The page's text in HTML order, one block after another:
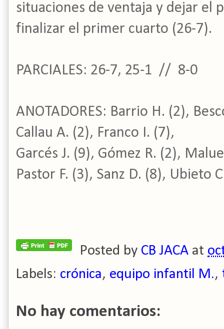
situaciones de ventaja y dejar el
finalizar el primer cuarto (26-7).
PARCIALES: 26-7, 25-1 // 8-0
ANOTADORES: Barrio H. (2),
Callau A. (2), Franco I. (7),
Garcés J. (9), Gómez R. (2),
Pastor F. (3), Sanz D. (8), Ubieto
Posted by CB JACA at
Labels: crónica, equipo infantil M.,
No hay comentarios: